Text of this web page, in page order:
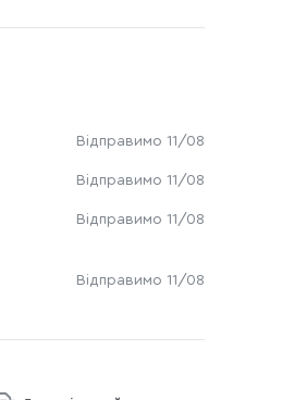
Відправимо 11/08
Відправимо 11/08
Відправимо 11/08
Відправимо 11/08